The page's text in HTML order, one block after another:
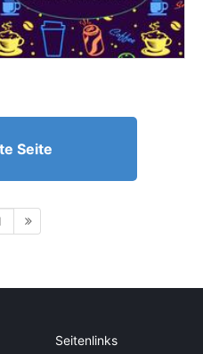
Seite
Seitenlinks